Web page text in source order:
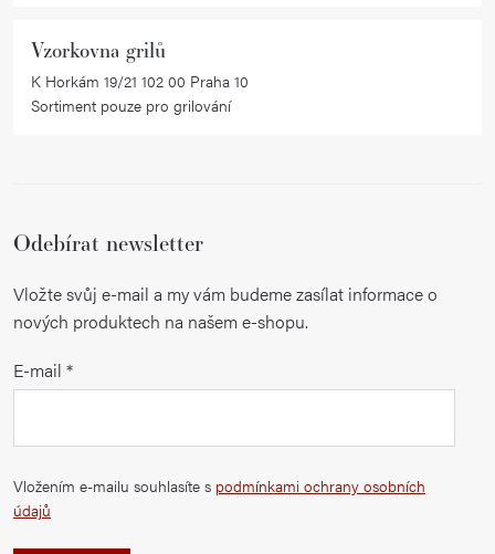
Vzorkovna grilů
K Horkám 19/21 102 00 Praha 10
Sortiment pouze pro grilování
Odebírat newsletter
Vložte svůj e-mail a my vám budeme zasílat informace o
nových produktech na našem e-shopu.
E-mail
Vložením e-mailu souhlasíte s podmínkami ochrany osobních
údajů